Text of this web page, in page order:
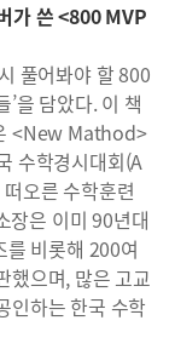
가 쓴 <800 MVP
풀어봐야 할 800
을 담았다. 이 책
<New Mathod>
수학경시대회(A
오른 수학훈련
장은 이미 90년대
를 비롯해 200여
했으며, 많은 고교
인하는 한국 수학